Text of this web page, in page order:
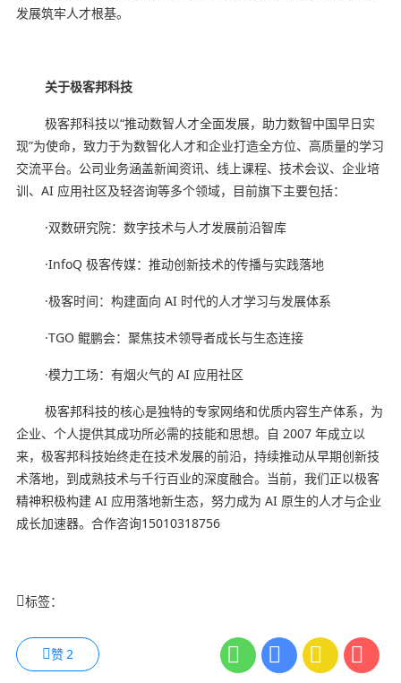
发展筑牢人才根基。
关于极客邦科技
极客邦科技以“推动数智人才全面发展，助力数智中国早日实
现”为使命，致力于为数智化人才和企业打造全方位、高质量的学习
交流平台。公司业务涵盖新闻资讯、线上课程、技术会议、企业培
训、AI 应用社区及轻咨询等多个领域，目前旗下主要包括：
·双数研究院：数字技术与人才发展前沿智库
·InfoQ 极客传媒：推动创新技术的传播与实践落地
·极客时间：构建面向 AI 时代的人才学习与发展体系
·TGO 鲲鹏会：聚焦技术领导者成长与生态连接
·模力工场：有烟火气的 AI 应用社区
极客邦科技的核心是独特的专家网络和优质内容生产体系，为
企业、个人提供其成功所必需的技能和思想。自 2007 年成立以
来，极客邦科技始终走在技术发展的前沿，持续推动从早期创新技
术落地，到成熟技术与千行百业的深度融合。当前，我们正以极客
精神积极构建 AI 应用落地新生态，努力成为 AI 原生的人才与企业
成长加速器。合作咨询15010318756
标签：
赞2